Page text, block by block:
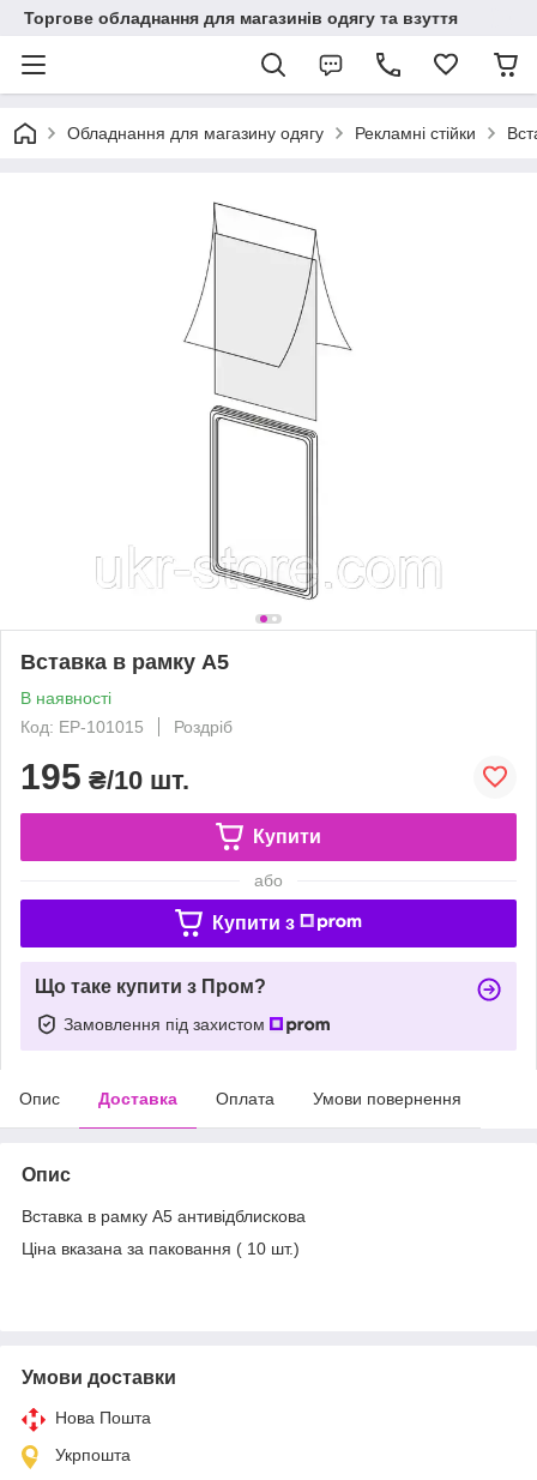
Торгове обладнання для магазинів одягу та взуття
Обладнання для магазину одягу Рекламні стійки
Вставка в рамку А5
В наявності
Код: ЕР-101015
Роздріб
195 ₴/10 шт.
Купити
або
Купити з
Що таке купити з Пром?
Замовлення під захистом
Опис Доставка Оплата Умови повернення
Опис
Вставка в рамку А5 антивідблискова
Ціна вказана за паковання ( 10 шт.)
Умови доставки
Нова Пошта
Укрпошта